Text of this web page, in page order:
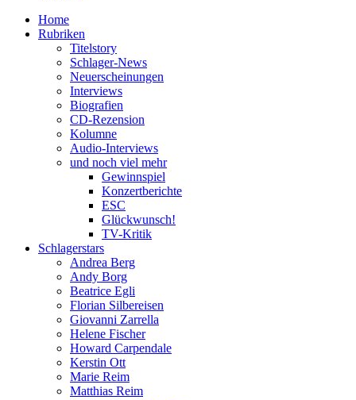
Home
Rubriken
Titelstory
Schlager-News
Neuerscheinungen
Interviews
Biografien
CD-Rezension
Kolumne
Audio-Interviews
und noch viel mehr
Gewinnspiel
Konzertberichte
ESC
Glückwunsch!
TV-Kritik
Schlagerstars
Andrea Berg
Andy Borg
Beatrice Egli
Florian Silbereisen
Giovanni Zarrella
Helene Fischer
Howard Carpendale
Kerstin Ott
Marie Reim
Matthias Reim